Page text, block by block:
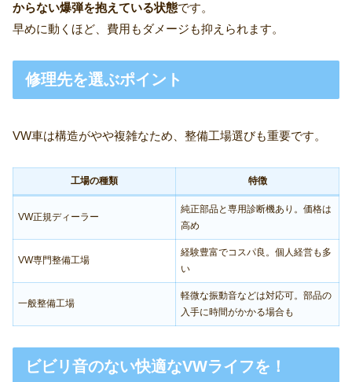
からない爆弾を抱えている状態です。
早めに動くほど、費用もダメージも抑えられます。
修理先を選ぶポイント
VW車は構造がやや複雑なため、整備工場選びも重要です。
工場の種類 特徴
VW正規ディーラー
純正部品と専用診断機あり。価格は
高め
VW専門整備工場
経験豊富でコスパ良。個人経営も多
い
一般整備工場
軽微な振動音などは対応可。部品の
入手に時間がかかる場合も
ビビリ音のない快適なVWライフを！